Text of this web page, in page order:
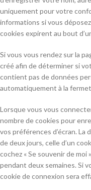
uniquement pour votre
informations si vous
cookies expirent au bout
Si vous vous rendez sur la
créé afin de déterminer si
contient pas de données
automatiquement à la
Lorsque vous vous
nombre de cookies pour
vos préférences d’écran. La
de deux jours, celle d’un
cochez « Se souvenir de
pendant deux semaines. Si
cookie de connexion sera